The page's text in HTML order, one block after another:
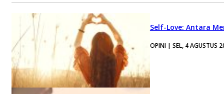
Self-Love: Antara
OPINI | SEL, 4 AGUSTUS